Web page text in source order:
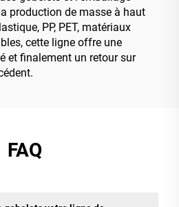
production de masse à haut
PP, PET, matériaux
cette ligne offre une
et finalement un retour sur
FAQ